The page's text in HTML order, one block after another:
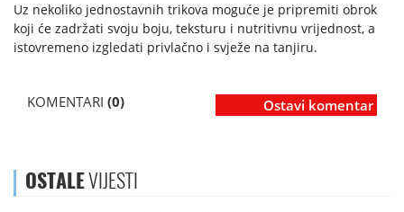
Uz nekoliko jednostavnih trikova moguće je pripremiti obrok
koji će zadržati svoju boju, teksturu i nutritivnu vrijednost, a
istovremeno izgledati privlačno i svježe na tanjiru.
KOMENTARI (0) Ostavi komentar
OSTALEVIJESTI